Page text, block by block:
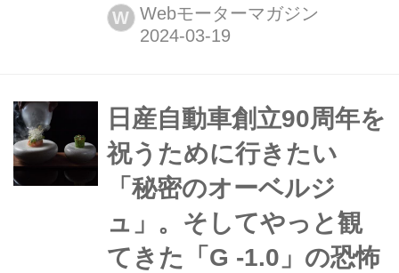
ン ジャパンは3月18日、2024年4月26
日(金)に公開予定のシリーズ最新映画
SUV「ID.4」が登場することを発表し
た。
W Webモーターマガジン
日産自動車創立90周年を
祝うために行きたい
「秘密のオーベルジ
ュ」。そしてやっと観
てきた「G -1.0」の恐怖